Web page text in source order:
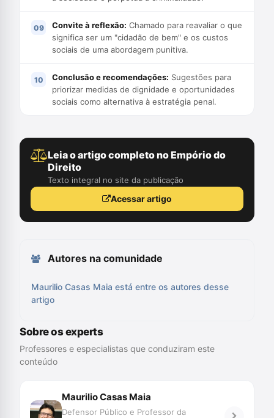
Convite à reflexão: Chamado para reavaliar o que
significa ser um "cidadão de bem" e os custos
sociais de uma abordagem punitiva.
Conclusão e recomendações: Sugestões para
priorizar medidas de dignidade e oportunidades
sociais como alternativa à estratégia penal.
Leia o artigo completo no Empório do
Direito
Texto integral no site da publicação
Acessar artigo
Autores na comunidade
Maurilio Casas Maia está entre os autores desse
artigo
Sobre os experts
Professores e especialistas que conduziram este
conteúdo
Maurilio Casas Maia
Defensor Público e Professor da